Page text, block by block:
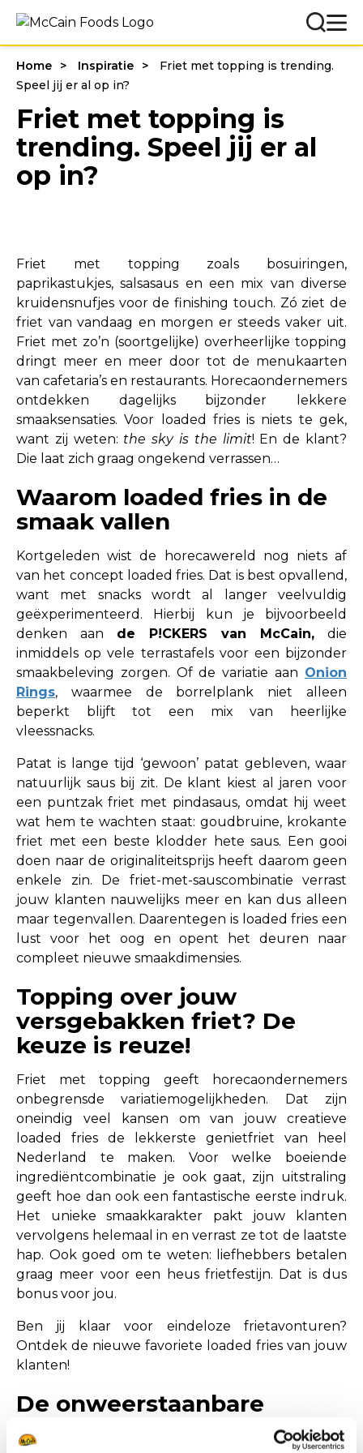
Home Inspiratie
Friet met topping is trending.
Speel jij er al op in?
Friet met topping is
trending. Speel jij er al
op in?
Friet met topping zoals bosuiringen,
paprikastukjes, salsasaus en een mix van diverse
kruidensnufjes voor de finishing touch. Zó ziet de
friet van vandaag en morgen er steeds vaker uit.
Friet met zo’n (soortgelijke) overheerlijke topping
dringt meer en meer door tot de menukaarten
van cafetaria’s en restaurants. Horecaondernemers
ontdekken dagelijks bijzonder lekkere
smaaksensaties. Voor loaded fries is niets te gek,
want zij weten: the sky is the limit! En de klant?
Die laat zich graag ongekend verrassen…
Waarom loaded fries in de
smaak vallen
Kortgeleden wist de horecawereld nog niets af
van het concept loaded fries. Dat is best opvallend,
want met snacks wordt al langer veelvuldig
geëxperimenteerd. Hierbij kun je bijvoorbeeld
denken aan de P!CKERS van McCain, die
inmiddels op vele terrastafels voor een bijzonder
smaakbeleving zorgen. Of de variatie aan Onion
Rings, waarmee de borrelplank niet alleen
beperkt blijft tot een mix van heerlijke
vleessnacks.
Patat is lange tijd ‘gewoon’ patat gebleven, waar
natuurlijk saus bij zit. De klant kiest al jaren voor
een puntzak friet met pindasaus, omdat hij weet
wat hem te wachten staat: goudbruine, krokante
friet met een beste klodder hete saus. Een gooi
doen naar de originaliteitsprijs heeft daarom geen
enkele zin. De friet-met-sauscombinatie verrast
jouw klanten nauwelijks meer en kan dus alleen
maar tegenvallen. Daarentegen is loaded fries een
lust voor het oog en opent het deuren naar
compleet nieuwe smaakdimensies.
Topping over jouw
versgebakken friet? De
keuze is reuze!
Friet met topping geeft horecaondernemers
onbegrensde variatiemogelijkheden. Dat zijn
oneindig veel kansen om van jouw creatieve
loaded fries de lekkerste genietfriet van heel
Nederland te maken. Voor welke boeiende
ingrediëntcombinatie je ook gaat, zijn uitstraling
geeft hoe dan ook een fantastische eerste indruk.
Het unieke smaakkarakter pakt jouw klanten
vervolgens helemaal in en verrast ze tot de laatste
hap. Ook goed om te weten: liefhebbers betalen
graag meer voor een heus frietfestijn. Dat is dus
bonus voor jou.
Ben jij klaar voor eindeloze frietavonturen?
Ontdek de nieuwe favoriete loaded fries van jouw
klanten!
De onweerstaanbare
McCain Crispers Topped